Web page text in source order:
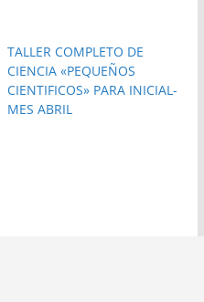
TALLER COMPLETO DE
CIENCIA «PEQUEÑOS
CIENTIFICOS» PARA INICIAL-
MES ABRIL